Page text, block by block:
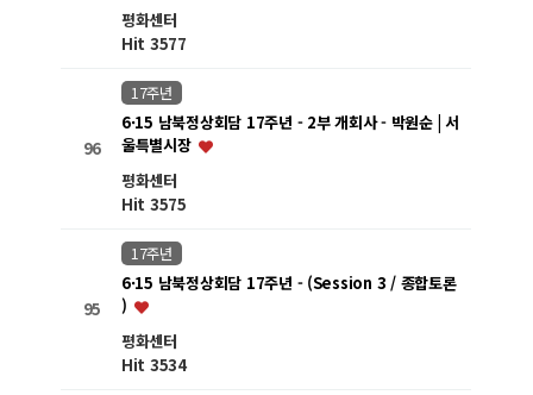
평화센터
Hit 3577
96
17주년
6·15 남북정상회담 17주년 - 2부 개회사 - 박원순 | 서
울특별시장
평화센터
Hit 3575
95
17주년
6·15 남북정상회담 17주년 - (Session 3 / 종합토론
)
평화센터
Hit 3534